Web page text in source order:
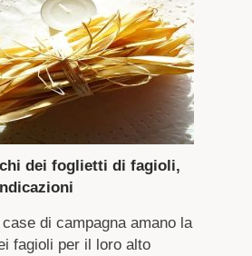
dei foglietti di fagioli,
di campagna amano la
fagioli per il loro alto